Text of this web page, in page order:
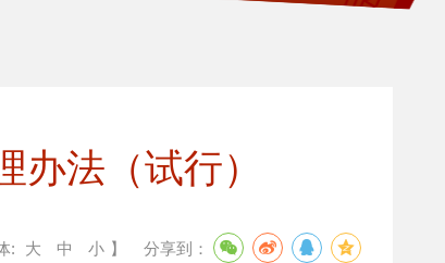
法（试行）
: 大 中 小 】 分享到：